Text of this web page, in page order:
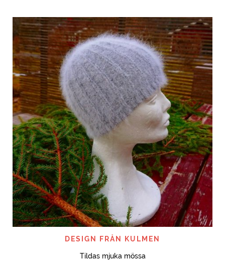
DESIGN FRÅN KULMEN
Tildas mjuka mössa